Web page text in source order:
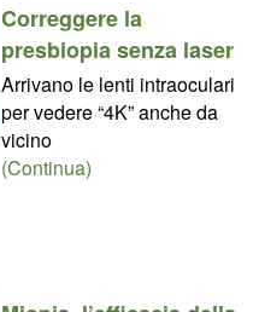
Correggere la
presbiopia senza laser
Arrivano le lenti intraoculari
per vedere “4K” anche da
vicino
(Continua)